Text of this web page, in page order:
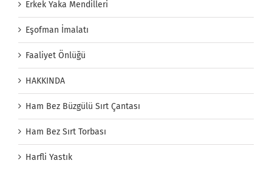
Erkek Yaka Mendilleri
Eşofman İmalatı
Faaliyet Önlüğü
HAKKINDA
Ham Bez Büzgülü Sırt Çantası
Ham Bez Sırt Torbası
Harfli Yastık